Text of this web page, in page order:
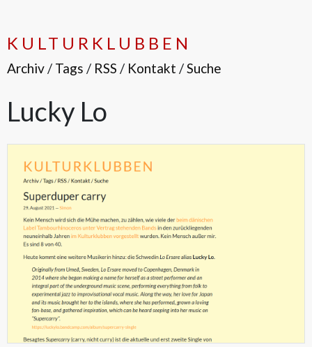
KULTURKLUBBEN
Archiv/ Tags / RSS / Kontakt /Suche
Lucky Lo